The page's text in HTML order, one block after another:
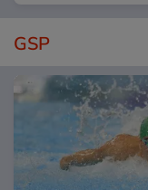
GSP